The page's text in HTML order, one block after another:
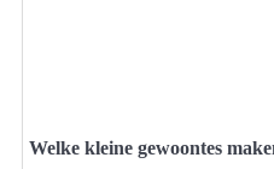
Welke kleine gewoontes